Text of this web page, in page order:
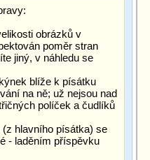
obrázků v
poměr stran
jiný, v náhledu se
blíže k písátku
na ně; už nejsou nad
políček a čudlíků
hlavního písátka) se
- laděním příspěvku